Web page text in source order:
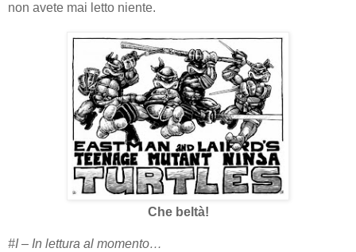
non avete mai letto niente.
Che beltà!
#I – In lettura al momento…